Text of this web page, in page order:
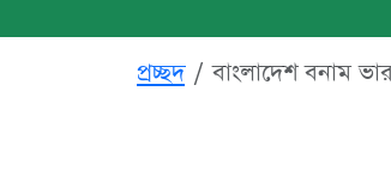
প্রচ্ছদ বাংলাদেশ বনাম